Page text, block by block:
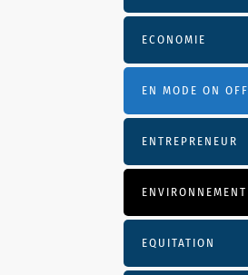
ECONOMIE
EN MODE ON OFF
ENTREPRENEUR
ENVIRONNEMENT
EQUITATION